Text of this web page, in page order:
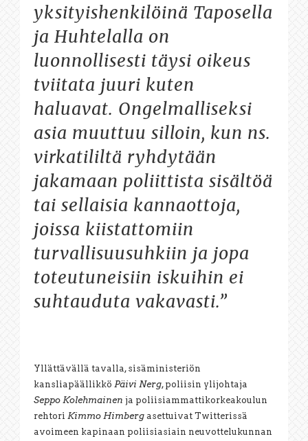
yksityishenkilöinä Taposella
ja Huhtelalla on
luonnollisesti täysi oikeus
tviitata juuri kuten
haluavat. Ongelmalliseksi
asia muuttuu silloin, kun ns.
virkatililtä ryhdytään
jakamaan poliittista sisältöä
tai sellaisia kannaottoja,
joissa kiistattomiin
turvallisuusuhkiin ja jopa
toteutuneisiin iskuihin ei
suhtauduta vakavasti.”
Yllättävällä tavalla, sisäministeriön
kansliapäällikkö Päivi Nerg, poliisin ylijohtaja
Seppo Kolehmainen ja poliisiammattikorkeakoulun
rehtori Kimmo Himberg asettuivat Twitterissä
avoimeen kapinaan poliisiasiain neuvottelukunnan